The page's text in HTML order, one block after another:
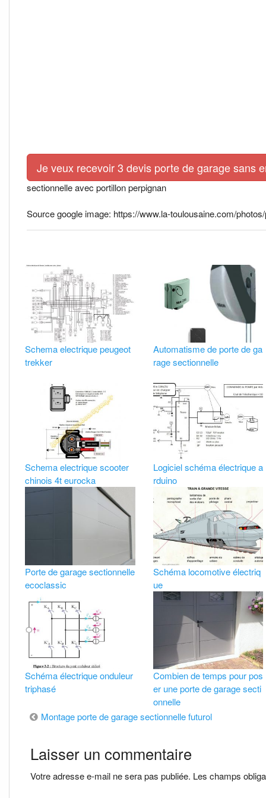
Je veux recevoir 3 devis porte de garage sans
sectionnelle avec portillon perpignan
Source google image: https://www.la-toulousaine.com/
Schema electrique peugeot
trekker
Automatisme de porte de ga
rage sectionnelle
Schema electrique scooter
chinois 4t eurocka
Logiciel schéma électrique a
rduino
Porte de garage sectionnelle
ecoclassic
Schéma locomotive électriq
ue
Schéma électrique onduleur
triphasé
Combien de temps pour pos
er une porte de garage secti
onnelle
Navigation
de
l’article
Montage porte de garage sectionnelle futurol
Laisser un commentaire
Votre adresse e-mail ne sera pas publiée. Les champs